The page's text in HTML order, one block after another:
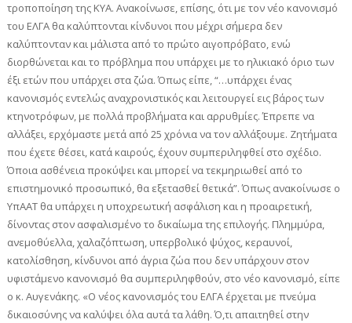
τροποποίηση της ΚΥΑ. Ανακοίνωσε, επίσης, ότι με τον νέο κανονισμό
του ΕΛΓΑ θα καλύπτονται κίνδυνοι που μέχρι σήμερα δεν
καλύπτονταν και μάλιστα από το πρώτο αιγοπρόβατο, ενώ
διορθώνεται και το πρόβλημα που υπάρχει με το ηλικιακό όριο των
έξι ετών που υπάρχει στα ζώα. Όπως είπε, “…υπάρχει ένας
κανονισμός εντελώς αναχρονιστικός και λειτουργεί εις βάρος των
κτηνοτρόφων, με πολλά προβλήματα και αρρυθμίες. Έπρεπε να
αλλάξει, ερχόμαστε μετά από 25 χρόνια να τον αλλάξουμε. Ζητήματα
που έχετε θέσει, κατά καιρούς, έχουν συμπεριληφθεί στο σχέδιο.
Όποια ασθένεια προκύψει και μπορεί να τεκμηριωθεί από το
επιστημονικό προσωπικό, θα εξετασθεί θετικά”. Όπως ανακοίνωσε ο
ΥπΑΑΤ θα υπάρχει η υποχρεωτική ασφάλιση και η προαιρετική,
δίνοντας στον ασφαλισμένο το δικαίωμα της επιλογής. Πλημμύρα,
ανεμοθύελλα, χαλαζόπτωση, υπερβολικό ψύχος, κεραυνοί,
κατολίσθηση, κίνδυνοι από άγρια ζώα που δεν υπάρχουν στον
υφιστάμενο κανονισμό θα συμπεριληφθούν, στο νέο κανονισμό, είπε
ο κ. Αυγενάκης. «Ο νέος κανονισμός του ΕΛΓΑ έρχεται με πνεύμα
δικαιοσύνης να καλύψει όλα αυτά τα λάθη. Ό,τι απαιτηθεί στην